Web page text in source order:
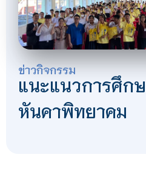
ข่าวกิจกรรม
แนะแนวการศึก
หันคาพิทยาคม